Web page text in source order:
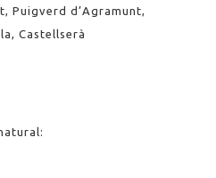
Puigverd d’Agramunt,
Castellserà